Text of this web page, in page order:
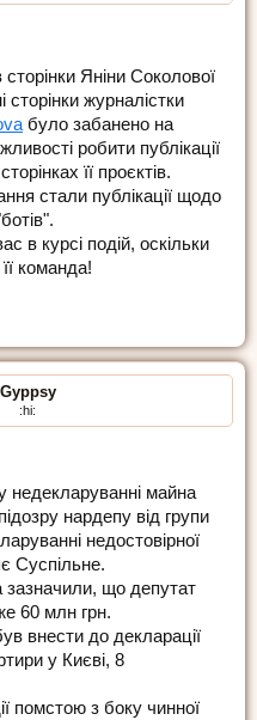
Яніни Соколової
сторінки журналістки
було забанено на
робити публікації
її проєктів.
стали публікації щодо
в курсі подій, оскільки
команда!
Gyppsy
:hi:
недекларуванні майна
нардепу від групи
недостовірної
Суспільне.
зазначили, що депутат
60 млн грн.
внести до декларації
у Києві, 8
помстою з боку чинної